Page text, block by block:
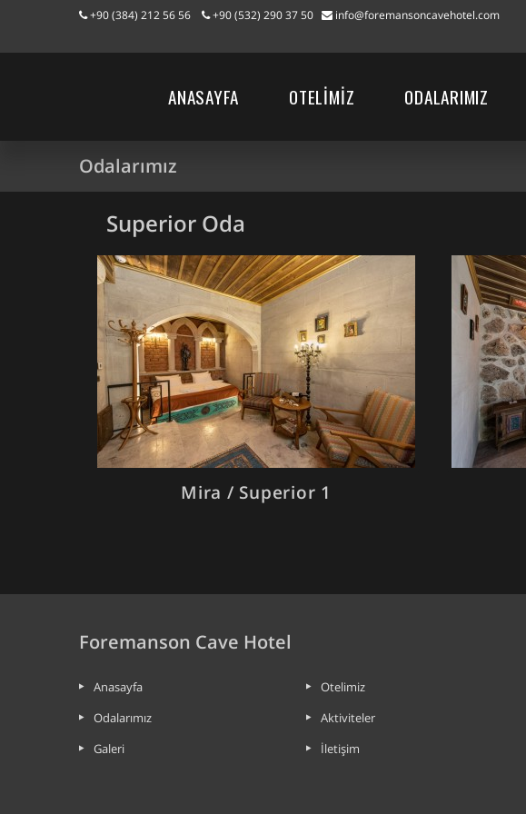
+90 (384) 212 56 56 +90 (532) 290 37 50 info@foremansoncavehotel.com
ANASAYFA OTELİMİZ ODALARIMIZ
Odalarımız
Superior Oda
Mira / Superior 1
Foremanson Cave Hotel
Anasayfa
Otelimiz
Odalarımız
Aktiviteler
Galeri
İletişim